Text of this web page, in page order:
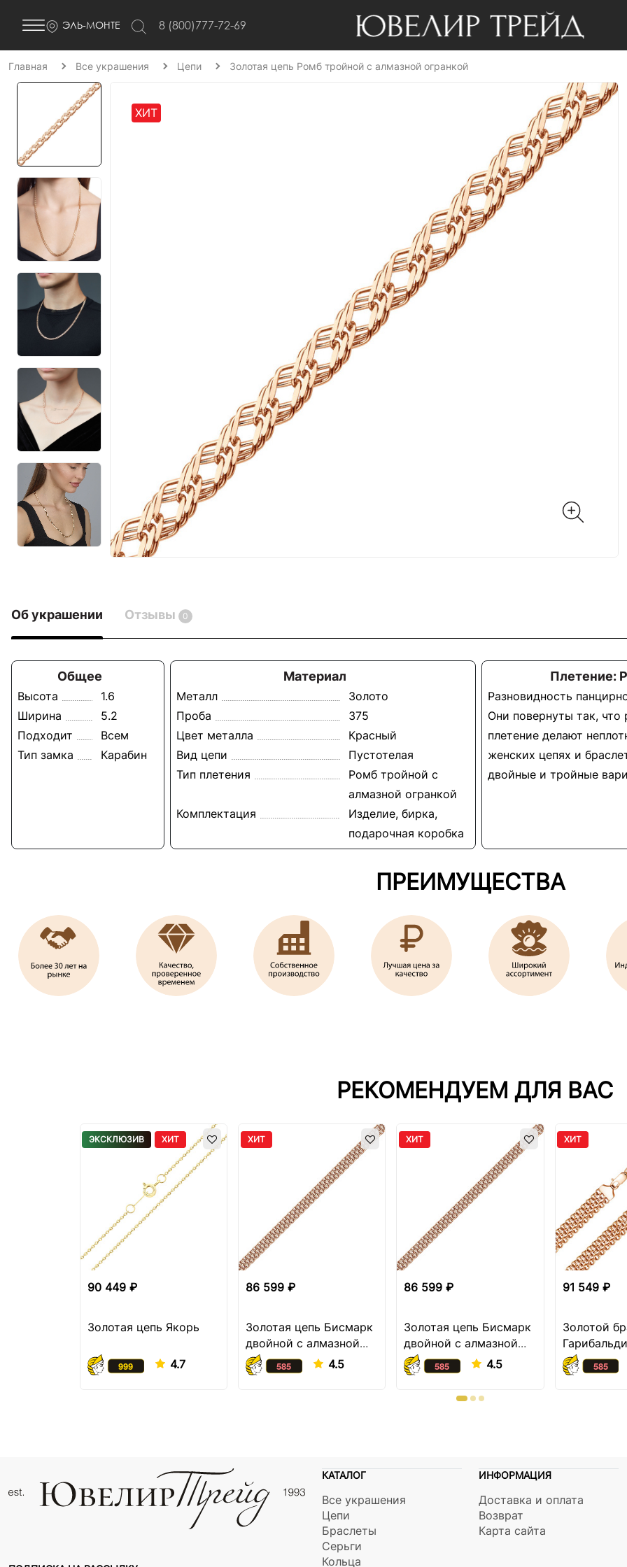
ЭЛЬ-МОНТЕ 8 (800)777-72-69
Главная Все украшения Цепи Золотая цепь Ромб тройной с алмазной огранкой
ХИТ
Об украшении Отзывы 0
Общее
Высота
1.6
Ширина
5.2
Подходит
Всем
Тип замка
Карабин
Материал
Металл
Золото
Проба
375
Цвет металла
Красный
Вид цепи
Пустотелая
Тип плетения
Ромб тройной с
алмазной огранкой
Комплектация
Изделие, бирка,
подарочная коробка
Плетение:
Разновидность
Они повернуты так, что
плетение делают
женских цепях и
двойные и тройные
ПРЕИМУЩЕСТВА
РЕКОМЕНДУЕМ ДЛЯ ВАС
ЭКСКЛЮЗИВ ХИТ
90 449 ₽
Золотая цепь Якорь
4.7
ХИТ
86 599 ₽
Золотая цепь Бисмарк
двойной с алмазной
огранкой
4.5
ХИТ
86 599 ₽
Золотая цепь Бисмарк
двойной с алмазной
огранкой
4.5
ХИТ
91 549 ₽
Золотой
КАТАЛОГ
Все украшения
Цепи
Браслеты
Серьги
Кольца
ИНФОРМАЦИЯ
Доставка и оплата
Возврат
Карта сайта